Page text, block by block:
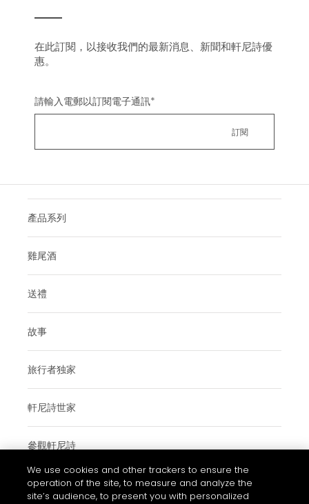
在此訂閱，以接收我們的最新消息、新聞和軒尼詩優
惠。
請輸入電郵以訂閱電子通訊*
產品系列
雞尾酒
送禮
故事
旅行者独家
軒尼詩世家
參觀軒尼詩
使用條款與細則
We use cookies and other trackers to ensure the
operation of the site, to measure and analyze the
site’s audience, to present you with personalized